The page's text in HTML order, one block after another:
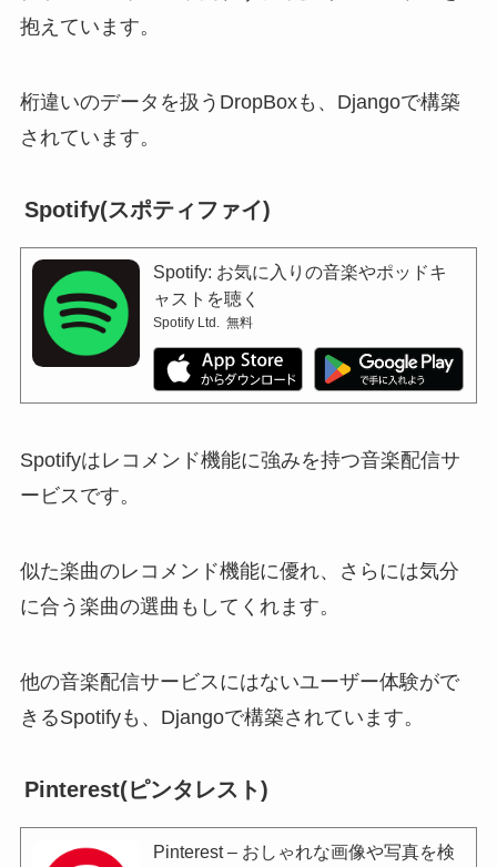
抱えています。
桁違いのデータを扱うDropBoxも、Djangoで構築
されています。
Spotify(スポティファイ)
Spotify: お気に入りの音楽やポッドキ
ャストを聴く
Spotify Ltd. 無料
Spotifyはレコメンド機能に強みを持つ音楽配信サ
ービスです。
似た楽曲のレコメンド機能に優れ、さらには気分
に合う楽曲の選曲もしてくれます。
他の音楽配信サービスにはないユーザー体験がで
きるSpotifyも、Djangoで構築されています。
Pinterest(ピンタレスト)
Pinterest – おしゃれな画像や写真を検